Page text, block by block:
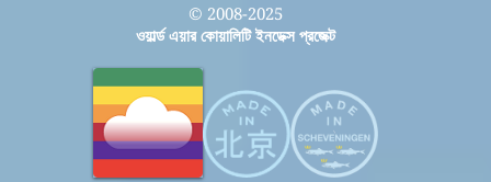
© 2008-2025
ওয়ার্ল্ড এয়ার কোয়ালিটি ইনডেক্স প্রজেক্ট